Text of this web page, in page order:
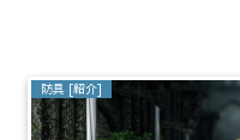
防具 [紹介]